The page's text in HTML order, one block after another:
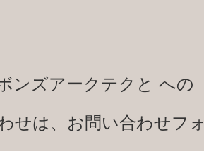
ンズアークテクと への
せは、お問い合わせフォ